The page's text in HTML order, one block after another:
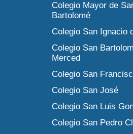
Colegio Mayor de
Bartolomé
Colegio San Ignacio
Colegio San
Merced
Colegio San
Colegio San José
Colegio San Luis
Colegio San Pedro